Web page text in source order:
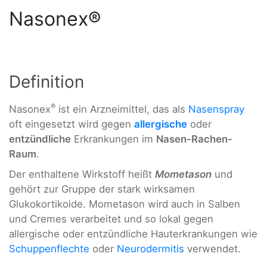
Nasonex®
Definition
Nasonex® ist ein Arzneimittel, das als Nasenspray
oft eingesetzt wird gegen allergische oder
entzündliche Erkrankungen im Nasen-Rachen-
Raum.
Der enthaltene Wirkstoff heißt Mometason und
gehört zur Gruppe der stark wirksamen
Glukokortikoide. Mometason wird auch in Salben
und Cremes verarbeitet und so lokal gegen
allergische oder entzündliche Hauterkrankungen wie
Schuppenflechte oder Neurodermitis verwendet.